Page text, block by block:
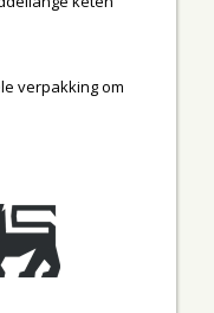
verpakking om